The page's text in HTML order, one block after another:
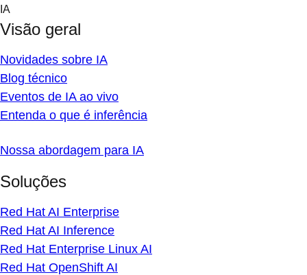
Skip
content
IA
Visão geral
Novidades sobre IA
Blog técnico
Eventos de IA ao vivo
Entenda o que é inferência
Nossa abordagem para IA
Soluções
Red Hat AI Enterprise
Red Hat AI Inference
Red Hat Enterprise Linux AI
Red Hat OpenShift AI